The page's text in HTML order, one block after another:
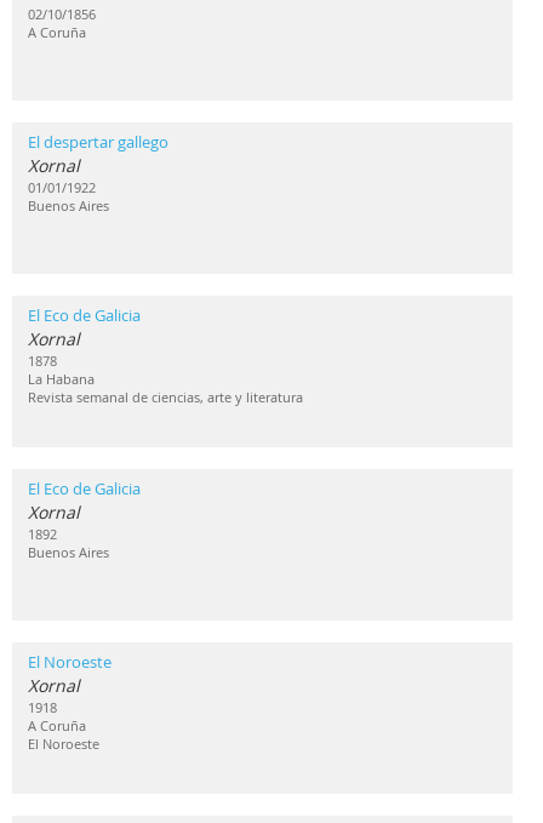
02/10/1856
A Coruña
El despertar gallego
Xornal
01/01/1922
Buenos Aires
El Eco de Galicia
Xornal
1878
La Habana
Revista semanal de ciencias, arte y literatura
El Eco de Galicia
Xornal
1892
Buenos Aires
El Noroeste
Xornal
1918
A Coruña
El Noroeste